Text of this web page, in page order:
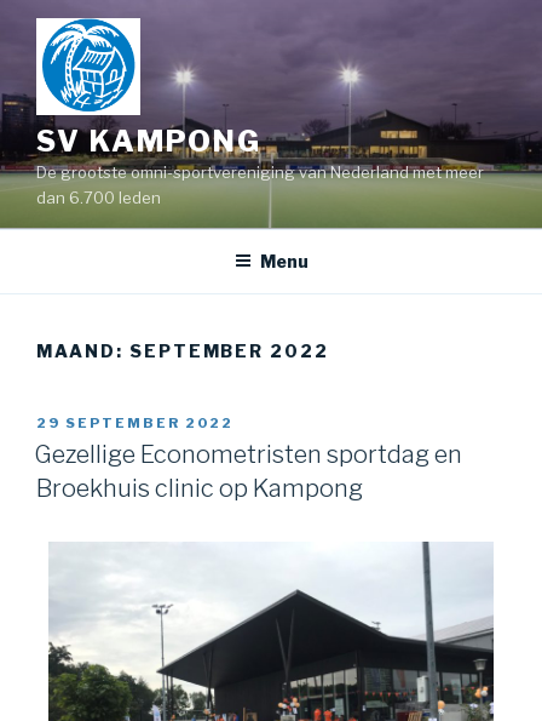
SV KAMPONG
De grootste omni-sportvereniging van Nederland met meer
dan 6.700 leden
Menu
MAAND: SEPTEMBER 2022
29 SEPTEMBER 2022
Gezellige Econometristen sportdag en
Broekhuis clinic op Kampong